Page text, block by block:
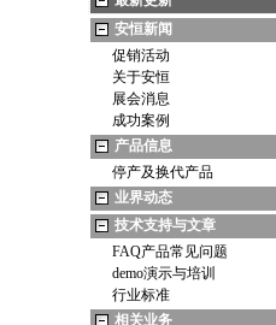
安恒新闻
促销活动
关于安恒
展会消息
成功案例
产品信息
停产及换代产品
业界动态
技术支持与文章
FAQ产品常见问题
demo演示与培训
行业标准
相关业务